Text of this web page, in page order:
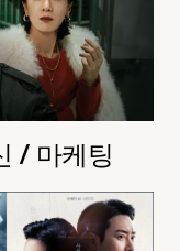
/ 마케팅